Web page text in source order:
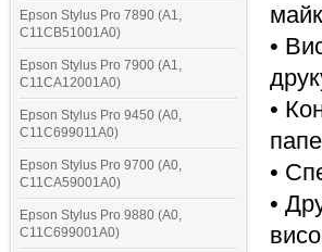
Epson Stylus Pro 7890 (A1,
C11CB51001A0)
Epson Stylus Pro 7900 (A1,
C11CA12001A0)
Epson Stylus Pro 9450 (A0,
C11C699011A0)
Epson Stylus Pro 9700 (A0,
C11CA59001A0)
Epson Stylus Pro 9880 (A0,
C11C699001A0)
•
•
•
•